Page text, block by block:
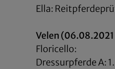
Ella:
Velen
Floricello:
Dressurpferde